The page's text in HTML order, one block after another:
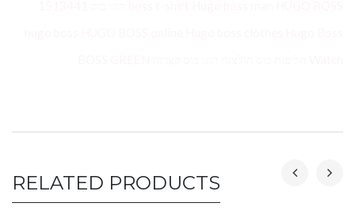
RELATED PRODUCTS